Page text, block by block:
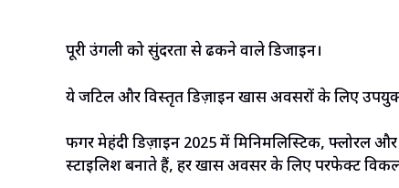
पूरी उंगली को सुंदरता से ढकने वाले डिजाइन।
ये जटिल और विस्तृत डिज़ाइन खास अवसरों के लिए
फिंगर मेहंदी डिज़ाइन 2025 में मिनिमलिस्टिक, फ्लोरल
स्टाइलिश बनाते हैं, हर खास अवसर के लिए परफेक्ट